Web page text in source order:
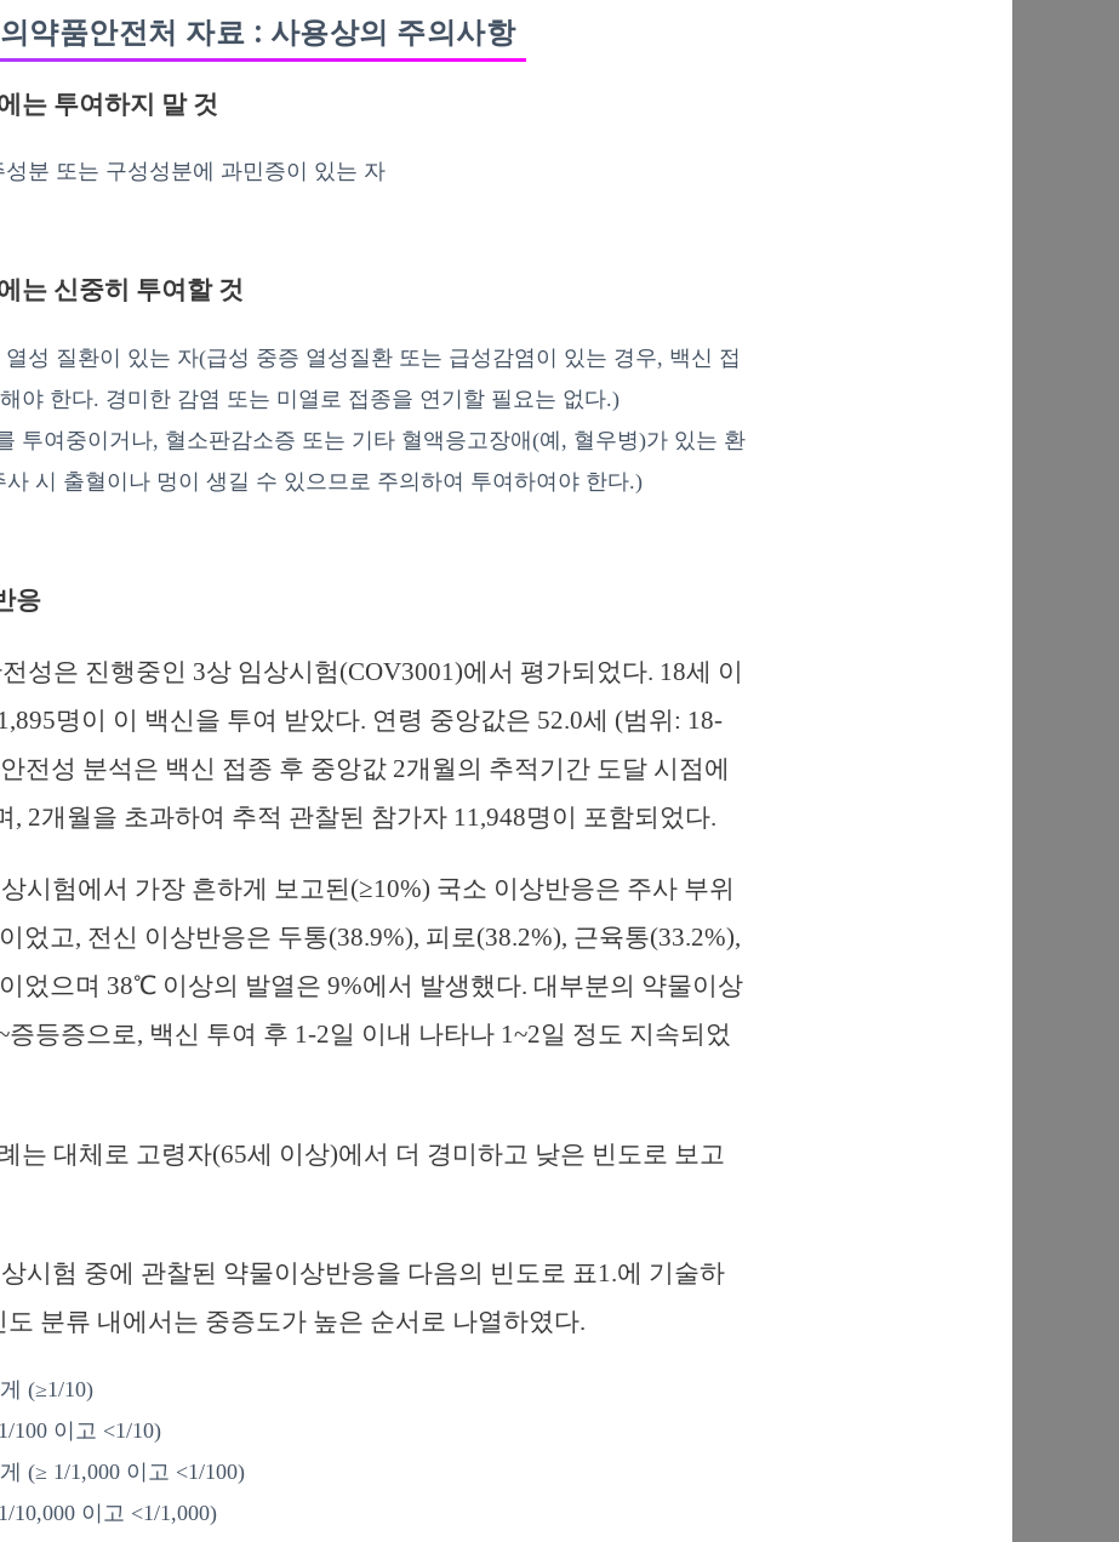
약품안전처 자료 : 사용상의 주의사항
는 투여하지 말 것
성분 또는 구성성분에 과민증이 있는 자
는 신중히 투여할 것
열성 질환이 있는 자(급성 중증 열성질환 또는 급성감염이 있는 경우, 백신 접
야 한다. 경미한 감염 또는 미열로 접종을 연기할 필요는 없다.)
투여중이거나, 혈소판감소증 또는 기타 혈액응고장애(예, 혈우병)가 있는 환
사 시 출혈이나 멍이 생길 수 있으므로 주의하여 투여하여야 한다.)
응
성은 진행중인 3상 임상시험(COV3001)에서 평가되었다. 18세 이
명이 이 백신을 투여 받았다. 연령 중앙값은 52.0세 (범위: 18-
전성 분석은 백신 접종 후 중앙값 2개월의 추적기간 도달 시점에
, 2개월을 초과하여 추적 관찰된 참가자 11,948명이 포함되었다.
시험에서 가장 흔하게 보고된(≥10%) 국소 이상반응은 주사 부위
었고, 전신 이상반응은 두통(38.9%), 피로(38.2%), 근육통(33.2%),
었으며 38℃ 이상의 발열은 9%에서 발생했다. 대부분의 약물이상
증등증으로, 백신 투여 후 1-2일 이내 나타나 1~2일 정도 지속되었
는 대체로 고령자(65세 이상)에서 더 경미하고 낮은 빈도로 보고
시험 중에 관찰된 약물이상반응을 다음의 빈도로 표1.에 기술하
도 분류 내에서는 중증도가 높은 순서로 나열하였다.
(≥1/10)
100 이고 <1/10)
(≥ 1/1,000 이고 <1/100)
10,000 이고 <1/1,000)